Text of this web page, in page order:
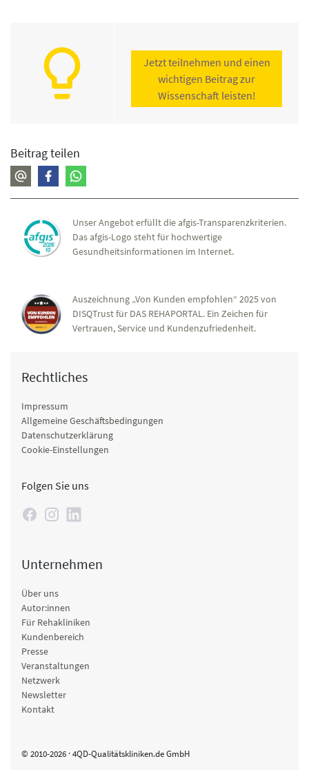
Jetzt teilnehmen und einen
wichtigen Beitrag zur
Wissenschaft leisten!
Beitrag teilen
Unser Angebot erfüllt die afgis-Transparenzkriterien.
Das afgis-Logo steht für hochwertige
Gesundheitsinformationen im Internet.
Auszeichnung „Von Kunden empfohlen“ 2025 von
DISQTrust für DAS REHAPORTAL. Ein Zeichen für
Vertrauen, Service und Kundenzufriedenheit.
Rechtliches
Impressum
Allgemeine Geschäftsbedingungen
Datenschutzerklärung
Cookie-Einstellungen
Folgen Sie uns
Unternehmen
Über uns
Autor:innen
Für Rehakliniken
Kundenbereich
Presse
Veranstaltungen
Netzwerk
Newsletter
Kontakt
© 2010-2026 · 4QD-Qualitätskliniken.de GmbH